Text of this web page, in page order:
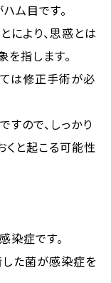
ム目です。
により、思惑とは
指します。
ては修正手術が必
ので、しっかり
くと起こる可能性
染症です。
した菌が感染症を